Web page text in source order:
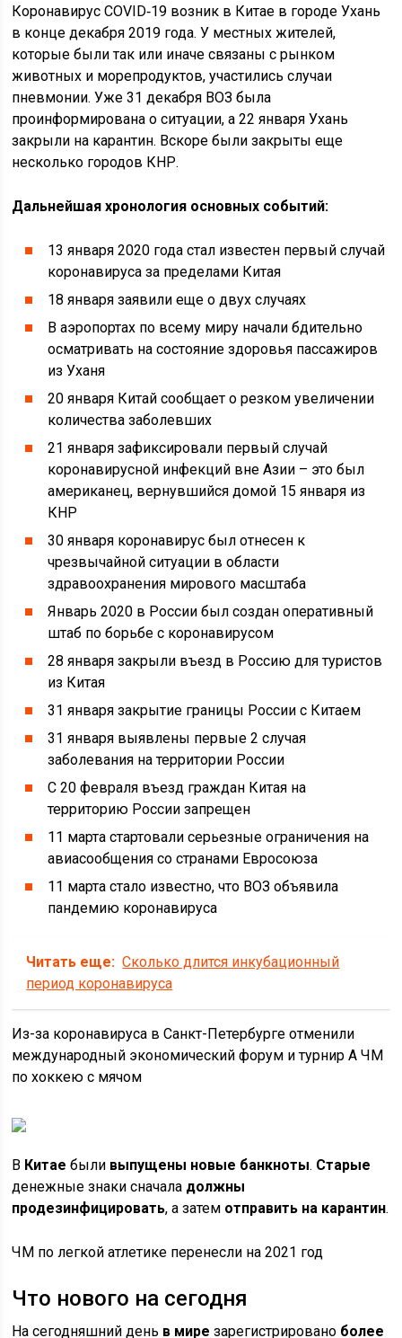
Коронавирус COVID‑19 возник в Китае в городе Ухань
в конце декабря 2019 года. У местных жителей,
которые были так или иначе связаны с рынком
животных и морепродуктов, участились случаи
пневмонии. Уже 31 декабря ВОЗ была
проинформирована о ситуации, а 22 января Ухань
закрыли на карантин. Вскоре были закрыты еще
несколько городов КНР.
Дальнейшая хронология основных событий:
13 января 2020 года стал известен первый случай
коронавируса за пределами Китая
18 января заявили еще о двух случаях
В аэропортах по всему миру начали бдительно
осматривать на состояние здоровья пассажиров
из Уханя
20 января Китай сообщает о резком увеличении
количества заболевших
21 января зафиксировали первый случай
коронавирусной инфекций вне Азии – это был
американец, вернувшийся домой 15 января из
КНР
30 января коронавирус был отнесен к
чрезвычайной ситуации в области
здравоохранения мирового масштаба
Январь 2020 в России был создан оперативный
штаб по борьбе с коронавирусом
28 января закрыли въезд в Россию для туристов
из Китая
31 января закрытие границы России с Китаем
31 января выявлены первые 2 случая
заболевания на территории России
С 20 февраля въезд граждан Китая на
территорию России запрещен
11 марта стартовали серьезные ограничения на
авиасообщения со странами Евросоюза
11 марта стало известно, что ВОЗ объявила
пандемию коронавируса
Читать еще: Сколько длится инкубационный
период коронавируса
Из-за коронавируса в Санкт-Петербурге отменили
международный экономический форум и турнир А ЧМ
по хоккею с мячом
В Китае были выпущены новые банкноты. Старые
денежные знаки сначала должны
продезинфицировать, а затем отправить на карантин.
ЧМ по легкой атлетике перенесли на 2021 год
Что нового на сегодня
На сегодняшний день в мире зарегистрировано более